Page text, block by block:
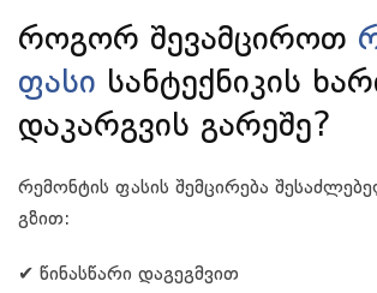
როგორ შევამციროთ
ფასი სანტექნიკის
დაკარგვის გარეშე?
რემონტის ფასის შემცირება
გზით:
✔ წინასწარი დაგეგმვით